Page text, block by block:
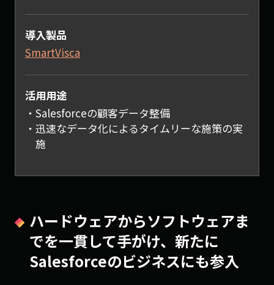
導入製品
SmartVisca
活用用途
Salesforceの顧客データ整備
迅速なデータ化によるタイムリーな施策の実
施
ハードウェアからソフトウェアま
でを一貫して手がけ、新たに
Salesforceのビジネスにも参入